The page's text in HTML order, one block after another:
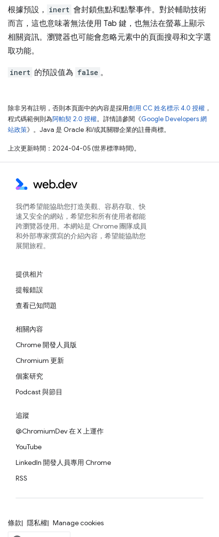
根據預設， inert 會封鎖焦點和點擊事件。對於輔助技術
而言，這也意味著無法使用 Tab 鍵，也無法在螢幕上顯示
相關資訊。瀏覽器也可能會忽略元素中的頁面搜尋和文字選
取功能。
inert 的預設值為 false 。
除非另有註明，否則本頁面中的內容是採用創用 CC 姓名標示 4.0 授權 ，
程式碼範例則為阿帕契 2.0 授權。詳情請參閱《Google Developers 網
站政策》。Java 是 Oracle 和/或其關聯企業的註冊商標。
上次更新時間：2024-04-05 (世界標準時間)。
我們希望能協助您打造美觀、容易存取、快
速又安全的網站，希望您和所有使用者都能
跨瀏覽器使用。本網站是 Chrome 團隊成員
和外部專家撰寫的介紹內容，希望能協助您
展開旅程。
提供相片
提報錯誤
查看已知問題
相關內容
Chrome 開發人員版
Chromium 更新
個案研究
Podcast 與節目
追蹤
@ChromiumDev 在 X 上運作
YouTube
LinkedIn 開發人員專用 Chrome
RSS
條款 隱私權 Manage cookies